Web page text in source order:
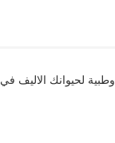
لحيوانك الاليف في